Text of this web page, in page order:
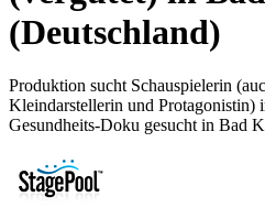
(Deutschland)
Produktion sucht Schauspielerin
Kleindarstellerin und Protagonistin)
Gesundheits-Doku gesucht in Bad